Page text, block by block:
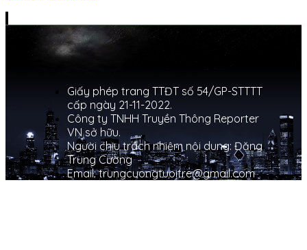
Giấy phép trang TTĐT số 54/GP-STTTT
cấp ngày 21-11-2022.
Công ty TNHH Truyền Thông Reporter
VN sở hữu.
Người chịu trách nhiệm nội dung: Đặng
Trung Cường
Email: trungcuongtuoitre@gmail.com